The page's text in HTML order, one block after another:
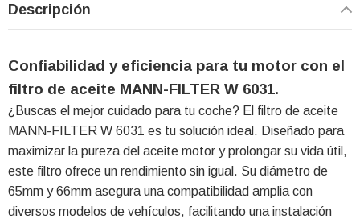
Descripción
Confiabilidad y eficiencia para tu motor con el
filtro de aceite MANN-FILTER W 6031.
¿Buscas el mejor cuidado para tu coche? El filtro de aceite
MANN-FILTER W 6031 es tu solución ideal. Diseñado para
maximizar la pureza del aceite motor y prolongar su vida útil,
este filtro ofrece un rendimiento sin igual. Su diámetro de
65mm y 66mm asegura una compatibilidad amplia con
diversos modelos de vehículos, facilitando una instalación